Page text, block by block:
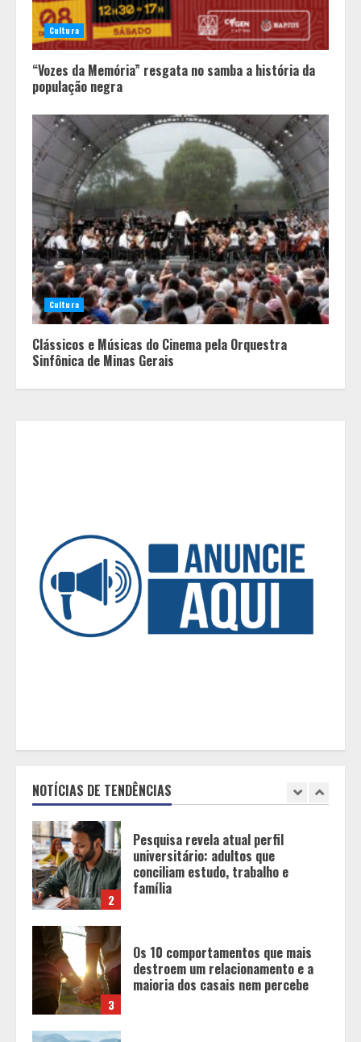
Cultura
“Vozes da Memória” resgata no samba a história da
população negra
Cultura
Clássicos e Músicas do Cinema pela Orquestra
Sinfônica de Minas Gerais
NOTÍCIAS DE TENDÊNCIAS
2
Pesquisa revela atual perfil
universitário: adultos que
conciliam estudo, trabalho e
família
Os 10 comportamentos que mais
destroem um relacionamento e a
maioria dos casais nem percebe
5
transformar o WhatsApp em um
canal menos confiável para os
usuários, diz especialista
Entrada na escolinha não significa
2
universitário: adultos que
família
3
Os 10 comportamentos que mais
destroem um relacionamento e a
maioria dos casais nem percebe
4
Você sabia que o frio também afeta
os pneus? Veja cuidados
fundamentais antes de pegar a